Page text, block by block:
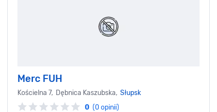
Merc FUH
Kościelna 7, Dębnica Kaszubska, Słupsk
0 (0 opinii)